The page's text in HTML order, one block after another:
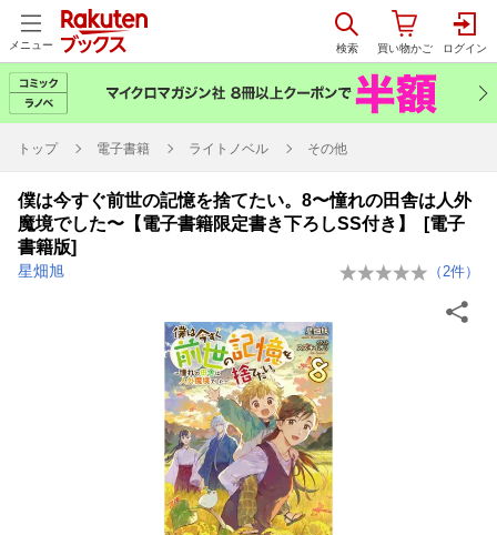
メニュー
トップ 電子書籍 ライトノベル その他
僕は今すぐ前世の記憶を捨てたい。8〜憧れの田舎は人外
魔境でした〜【電子書籍限定書き下ろしSS付き】 [電子
書籍版]
星畑旭 （ 2件）